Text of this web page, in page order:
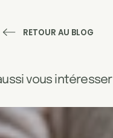
RETOUR AU BLOG
vous intéresser